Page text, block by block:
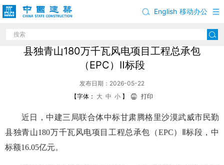
移动办公
English
中建三局联合体中标甘肃腾格里沙漠武威市民勤
县独青山180万千瓦风电项目工程总承包
（EPC）Ⅱ标段
发布日期：2026-05-22
【字体： 大 中 小 】 打印
近日，中建三局联合体中标甘肃腾格里沙漠武威市民勤
县独青山180万千瓦风电项目工程总承包（EPC）Ⅱ标段，中
标额16.05亿元。